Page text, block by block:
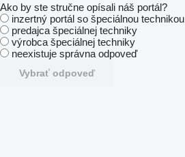
Ako by ste stručne opísali náš portál?
inzertný portál so špeciálnou technikou
predajca špeciálnej techniky
výrobca špeciálnej techniky
neexistuje správna odpoveď
Vybrať odpoveď